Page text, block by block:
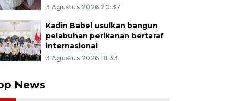
3 Agustus 2026 20:37
Kadin Babel usulkan bangun
pelabuhan perikanan bertaraf
internasional
3 Agustus 2026 18:33
News